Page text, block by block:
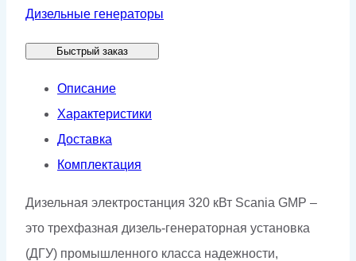
Stamford
GMP
440SL
контейнере
Дизельные генераторы
Быстрый заказ
Описание
Характеристики
Доставка
Комплектация
Дизельная электростанция 320 кВт Scania GMP –
это трехфазная дизель-генераторная установка
(ДГУ) промышленного класса надежности,